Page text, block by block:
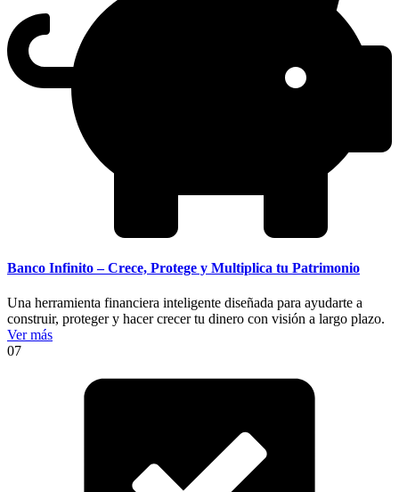
Banco Infinito – Crece, Protege y Multiplica tu Patrimonio
Una herramienta financiera inteligente diseñada para ayudarte a
construir, proteger y hacer crecer tu dinero con visión a largo plazo.
Ver más
07